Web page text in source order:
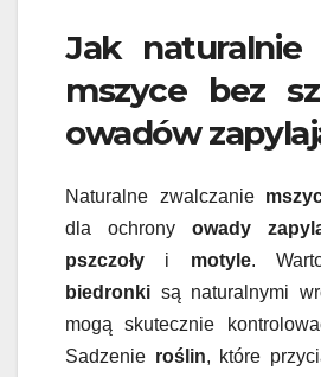
Jak naturalnie
mszyce bez
owadów
Naturalne zwalczanie
dla ochrony owady
pszczoły i motyle.
biedronki są naturalnymi
mogą skutecznie
Sadzenie roślin, które